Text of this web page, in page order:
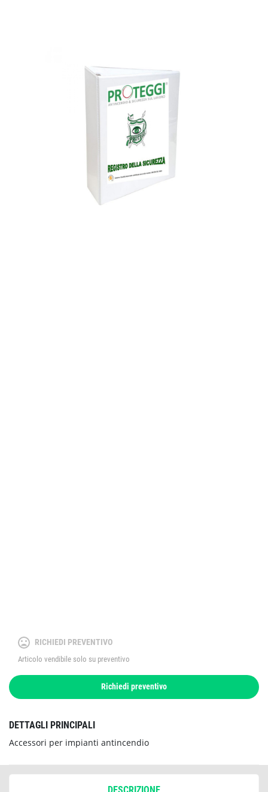
RICHIEDI PREVENTIVO
Articolo vendibile solo su preventivo
Richiedi preventivo
DETTAGLI PRINCIPALI
Accessori per impianti antincendio
DESCRIZIONE